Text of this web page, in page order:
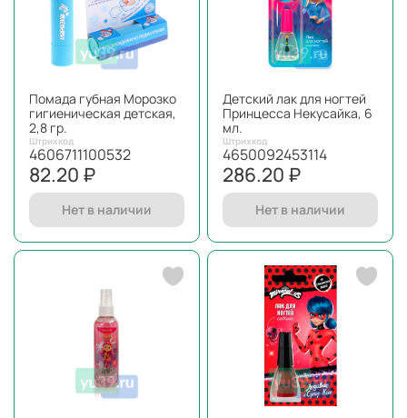
Помада губная Морозко
гигиеническая детская,
2,8 гр.
Штрихкод
4606711100532
82.20 ₽
Нет в наличии
Детский лак для ногтей
Принцесса Некусайка, 6
мл.
Штрихкод
4650092453114
286.20 ₽
Нет в наличии